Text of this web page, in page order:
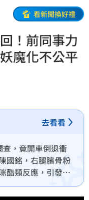
看新聞換好禮
！前同事力
魔化不公平
去看看
，竟開車倒退衝
國銘，右腿臏骨粉
酯類反應，引發爭
保請回，讓毒駕的
日上午，彰化地院